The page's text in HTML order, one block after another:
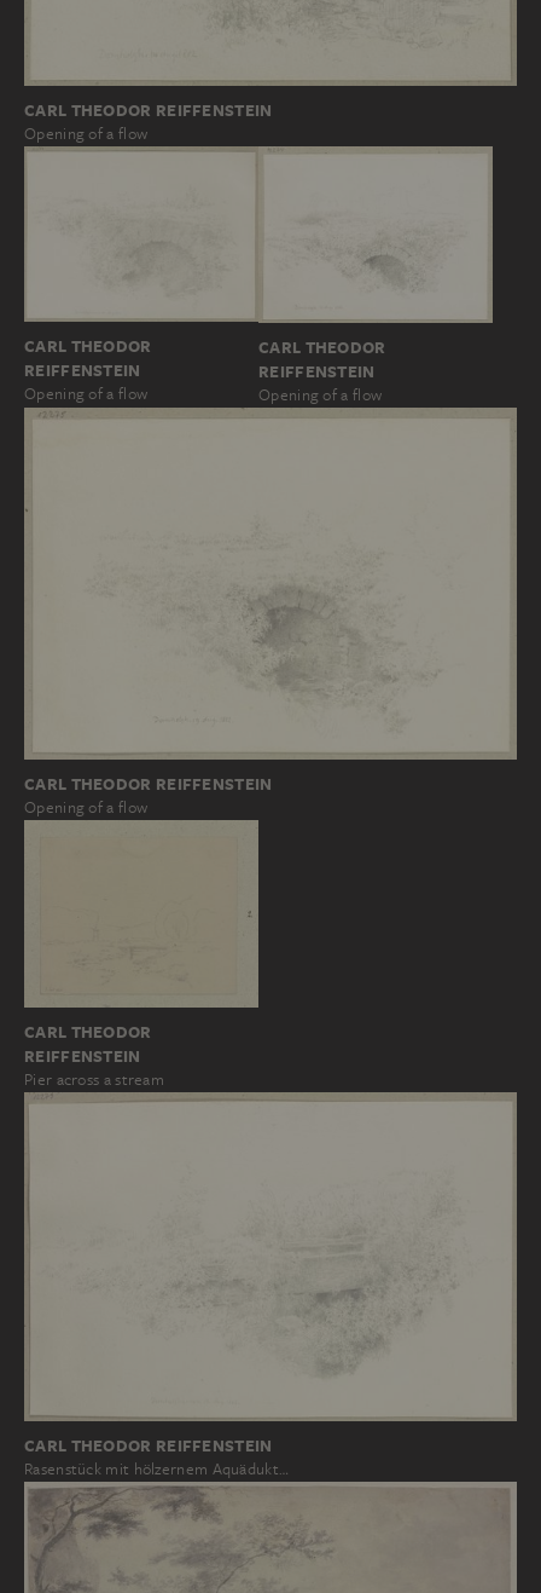
CARL THEODOR REIFFENSTEIN
Opening of a flow
CARL THEODOR
REIFFENSTEIN
Opening of a flow
CARL THEODOR
REIFFENSTEIN
Opening of a flow
CARL THEODOR REIFFENSTEIN
Opening of a flow
CARL THEODOR
REIFFENSTEIN
Pier across a stream
CARL THEODOR REIFFENSTEIN
Rasenstück mit hölzernem Aquädukt…